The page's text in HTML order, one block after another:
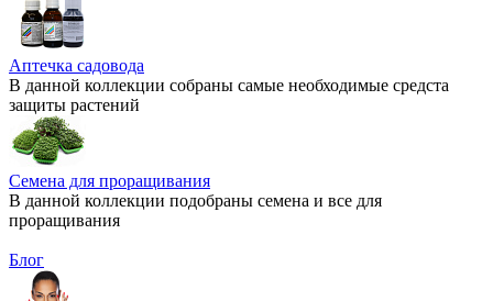
Аптечка садовода
В данной коллекции собраны самые необходимые средста
защиты растений
Семена для проращивания
В данной коллекции подобраны семена и все для
проращивания
Блог